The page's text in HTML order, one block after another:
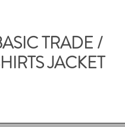
TRADE /
JACKET